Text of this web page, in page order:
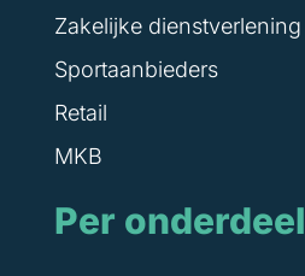
Zakelijke dienstverlening
Sportaanbieders
Retail
MKB
Per onderdeel